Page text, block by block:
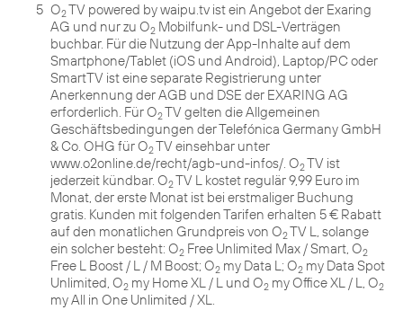
5 O2TV powered by waipu.tv ist ein Angebot der Exaring
AG und nur zu O2 Mobilfunk- und DSL-Verträgen
buchbar. Für die Nutzung der App-Inhalte auf dem
Smartphone/Tablet (iOS und Android), Laptop/PC oder
SmartTV ist eine separate Registrierung unter
Anerkennung der AGB und DSE der EXARING AG
erforderlich. Für O2TV gelten die Allgemeinen
Geschäftsbedingungen der Telefónica Germany GmbH
& Co. OHG für O2TV einsehbar unter
www.o2online.de/recht/agb-und-infos/. O2TV ist
jederzeit kündbar. O2TV L kostet regulär 9,99 Euro im
Monat, der erste Monat ist bei erstmaliger Buchung
gratis. Kunden mit folgenden Tarifen erhalten 5 € Rabatt
auf den monatlichen Grundpreis von O2TV L, solange
ein solcher besteht: O2 Free Unlimited Max / Smart, O2
Free L Boost / L / M Boost; O2 my Data L; O2 my Data Spot
Unlimited, O2 my Home XL / L und O2 my Office XL / L, O2
my All in One Unlimited / XL.